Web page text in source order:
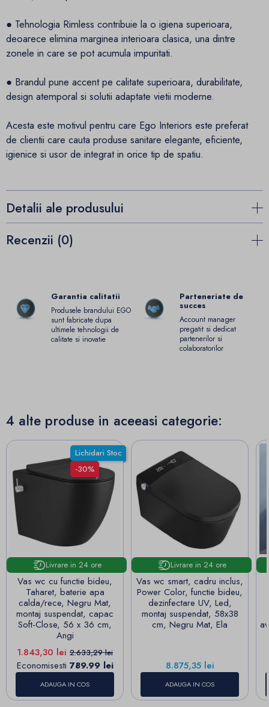
● Tehnologia Rimless contribuie la o igiena superioara,
deoarece elimina marginea interioara clasica, una dintre
zonele in care se pot acumula impuritati.
● Brandul pune accent pe calitate superioara, durabilitate,
design atemporal si solutii adaptate vietii moderne.
Acesta este motivul pentru care Ego Interiors este preferat
de clientii care cauta produse sanitare elegante, eficiente,
igienice si usor de integrat in orice tip de spatiu.
Detalii ale produsului
Recenzii (0)
Garantia calitatii
Produsele brandului EGO
sunt fabricate dupa
ultimele tehnologii de
calitate si inovatie
Parteneriate de
succes
Account manager
pregatit si dedicat
partenerilor si
colaboratorilor
4 alte produse in aceeasi categorie:
Lichidari Stoc
-30%
Livrare in 24 ore
Vas wc cu functie bideu,
Taharet, baterie apa
calda/rece, Negru Mat,
montaj suspendat, capac
Soft-Close, 56 x 36 cm,
Angi
Pret
1.843,30 lei Pret de baza
2.633,29 lei
Economisesti 789.99 lei
ADAUGA IN COS
Livrare in 24 ore
Vas wc smart, cadru inclus,
Power Color, functie bideu,
dezinfectare UV, Led,
montaj suspendat, 58x38
cm, Negru Mat, Ela
Pret
8.875,35 lei
ADAUGA IN COS